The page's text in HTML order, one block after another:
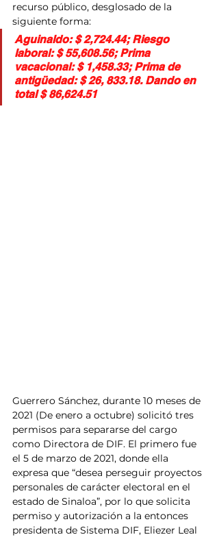
recurso público, desglosado de la
siguiente forma:
Aguinaldo: $ 2,724.44; Riesgo
laboral: $ 55,608.56; Prima
vacacional: $ 1,458.33; Prima de
antigüedad: $ 26, 833.18. Dando en
total $ 86,624.51
Guerrero Sánchez, durante 10 meses de
2021 (De enero a octubre) solicitó tres
permisos para separarse del cargo
como Directora de DIF. El primero fue
el 5 de marzo de 2021, donde ella
expresa que “desea perseguir proyectos
personales de carácter electoral en el
estado de Sinaloa”, por lo que solicita
permiso y autorización a la entonces
presidenta de Sistema DIF, Eliezer Leal